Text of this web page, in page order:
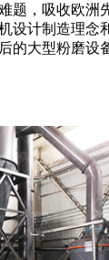
题，吸收欧洲
设计制造理念
的大型粉磨设